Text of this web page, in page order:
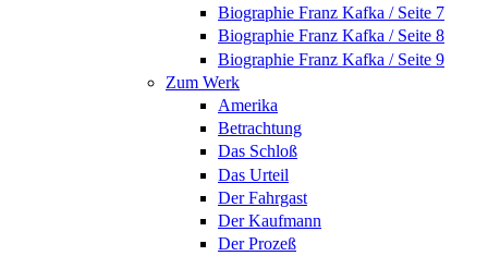
Biographie Franz Kafka / Seite 7
Biographie Franz Kafka / Seite 8
Biographie Franz Kafka / Seite 9
Zum Werk
Amerika
Betrachtung
Das Schloß
Das Urteil
Der Fahrgast
Der Kaufmann
Der Prozeß